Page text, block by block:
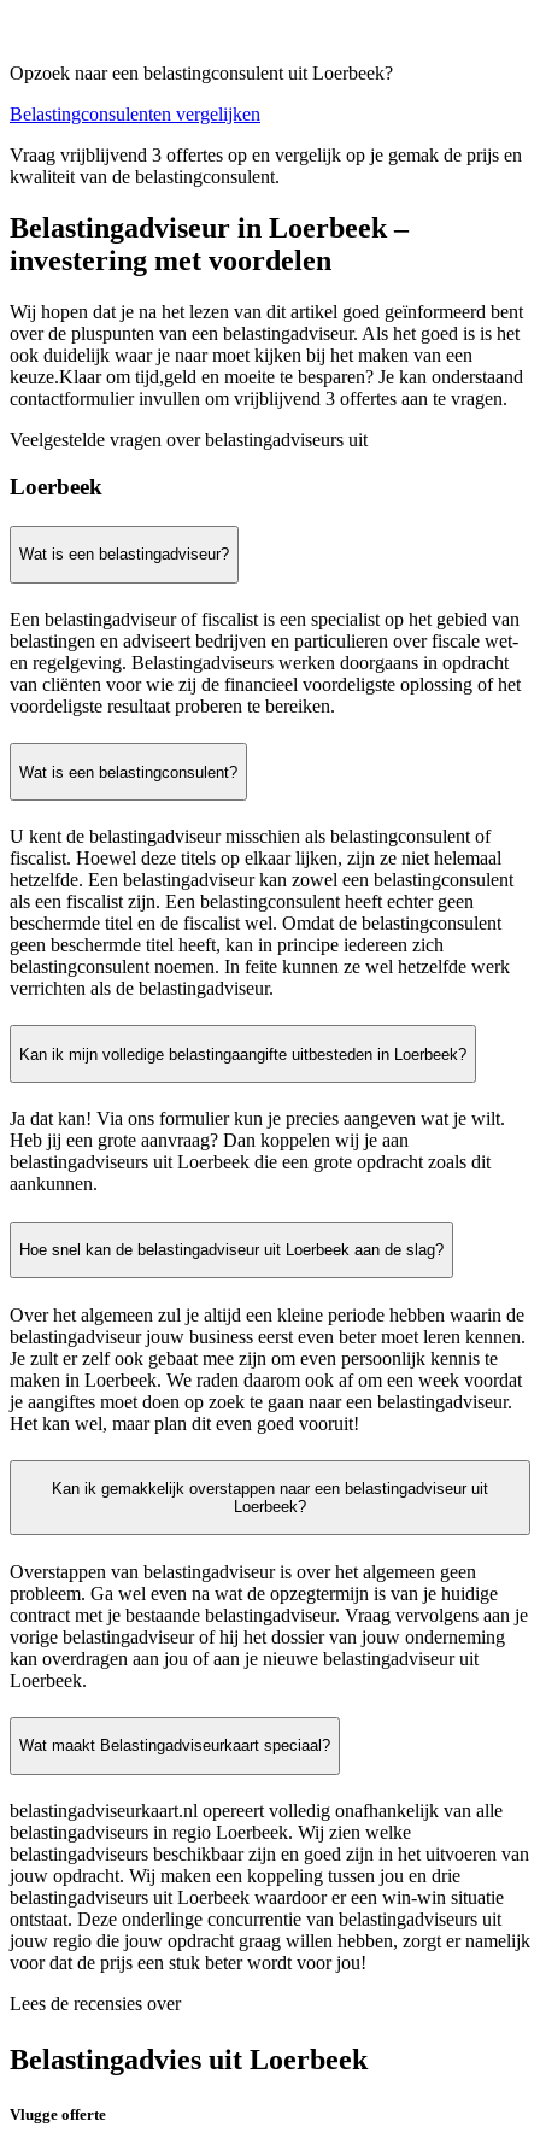
Opzoek naar een belastingconsulent uit Loerbeek?
Belastingconsulenten vergelijken
Vraag vrijblijvend 3 offertes op en vergelijk op je gemak de prijs en
kwaliteit van de belastingconsulent.
Belastingadviseur in Loerbeek –
investering met voordelen
Wij hopen dat je na het lezen van dit artikel goed geïnformeerd bent
over de pluspunten van een belastingadviseur. Als het goed is is het
ook duidelijk waar je naar moet kijken bij het maken van een
keuze.Klaar om tijd,geld en moeite te besparen? Je kan onderstaand
contactformulier invullen om vrijblijvend 3 offertes aan te vragen.
Veelgestelde vragen over belastingadviseurs uit
Loerbeek
Wat is een belastingadviseur?
Een belastingadviseur of fiscalist is een specialist op het gebied van
belastingen en adviseert bedrijven en particulieren over fiscale wet-
en regelgeving. Belastingadviseurs werken doorgaans in opdracht
van cliënten voor wie zij de financieel voordeligste oplossing of het
voordeligste resultaat proberen te bereiken.
Wat is een belastingconsulent?
U kent de belastingadviseur misschien als belastingconsulent of
fiscalist. Hoewel deze titels op elkaar lijken, zijn ze niet helemaal
hetzelfde. Een belastingadviseur kan zowel een belastingconsulent
als een fiscalist zijn. Een belastingconsulent heeft echter geen
beschermde titel en de fiscalist wel. Omdat de belastingconsulent
geen beschermde titel heeft, kan in principe iedereen zich
belastingconsulent noemen. In feite kunnen ze wel hetzelfde werk
verrichten als de belastingadviseur.
Kan ik mijn volledige belastingaangifte uitbesteden in Loerbeek?
Ja dat kan! Via ons formulier kun je precies aangeven wat je wilt.
Heb jij een grote aanvraag? Dan koppelen wij je aan
belastingadviseurs uit Loerbeek die een grote opdracht zoals dit
aankunnen.
Hoe snel kan de belastingadviseur uit Loerbeek aan de slag?
Over het algemeen zul je altijd een kleine periode hebben waarin de
belastingadviseur jouw business eerst even beter moet leren kennen.
Je zult er zelf ook gebaat mee zijn om even persoonlijk kennis te
maken in Loerbeek. We raden daarom ook af om een week voordat
je aangiftes moet doen op zoek te gaan naar een belastingadviseur.
Het kan wel, maar plan dit even goed vooruit!
Kan ik gemakkelijk overstappen naar een belastingadviseur uit
Loerbeek?
Overstappen van belastingadviseur is over het algemeen geen
probleem. Ga wel even na wat de opzegtermijn is van je huidige
contract met je bestaande belastingadviseur. Vraag vervolgens aan je
vorige belastingadviseur of hij het dossier van jouw onderneming
kan overdragen aan jou of aan je nieuwe belastingadviseur uit
Loerbeek.
Wat maakt Belastingadviseurkaart speciaal?
belastingadviseurkaart.nl opereert volledig onafhankelijk van alle
belastingadviseurs in regio Loerbeek. Wij zien welke
belastingadviseurs beschikbaar zijn en goed zijn in het uitvoeren van
jouw opdracht. Wij maken een koppeling tussen jou en drie
belastingadviseurs uit Loerbeek waardoor er een win-win situatie
ontstaat. Deze onderlinge concurrentie van belastingadviseurs uit
jouw regio die jouw opdracht graag willen hebben, zorgt er namelijk
voor dat de prijs een stuk beter wordt voor jou!
Lees de recensies over
Belastingadvies uit Loerbeek
Vlugge offerte